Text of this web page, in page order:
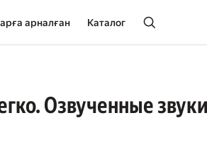
арналған Каталог
Озвученные